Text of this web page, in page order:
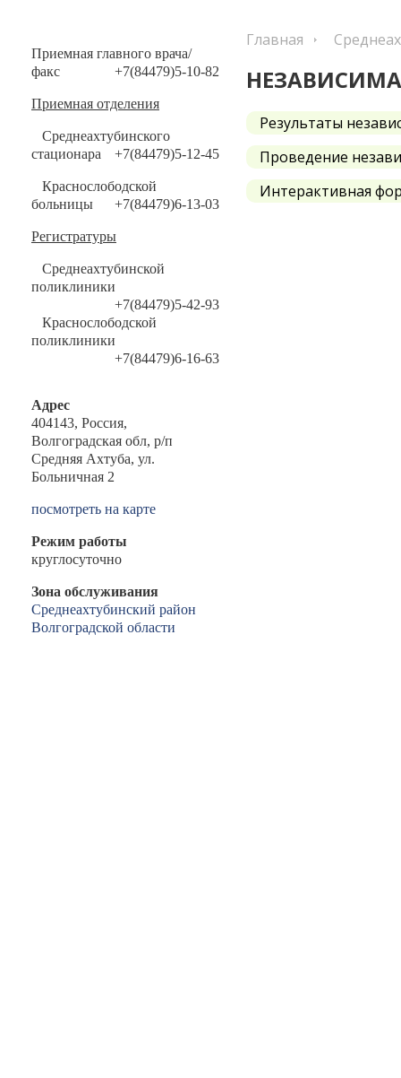
Приемная главного врача/
факс
+7(84479)5-10-82
Приемная отделения
Среднеахтубинского
стационара
+7(84479)5-12-45
Краснослободской
больницы
+7(84479)6-13-03
Регистратуры
Среднеахтубинской
поликлиники
+7(84479)5-42-93
Краснослободской
поликлиники
+7(84479)6-16-63
Адрес
404143, Россия,
Волгоградская обл, р/п
Средняя Ахтуба, ул.
Больничная 2
посмотреть на карте
Режим работы
круглосуточно
Зона обслуживания
Среднеахтубинский район
Волгоградской области
Главная
Результаты
Проведение
Интерактивная